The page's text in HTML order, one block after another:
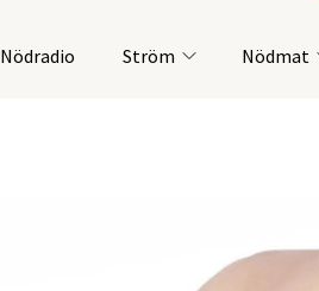
Nödradio Ström Nödmat